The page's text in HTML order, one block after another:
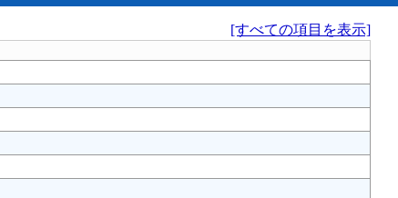
[すべての項目を表示]